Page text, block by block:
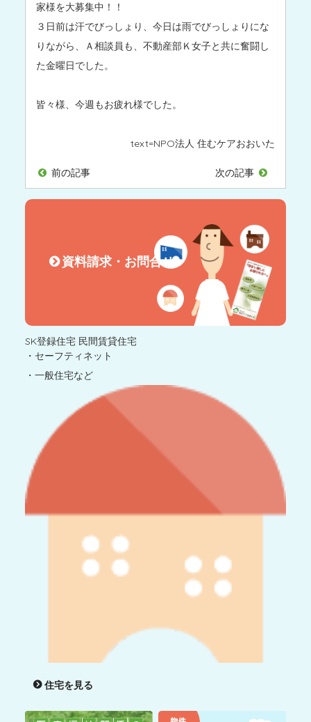
家様を大募集中！！
３日前は汗でびっしょり、今日は雨でびっしょりにな
りながら、Ａ相談員も、不動産部Ｋ女子と共に奮闘し
た金曜日でした。
皆々様、今週もお疲れ様でした。
text=NPO法人 住むケアおおいた
前の記事 次の記事
資料請求・お問合せ
SK登録住宅 民間賃貸住宅
・セーフティネット
・一般住宅など
住宅を見る